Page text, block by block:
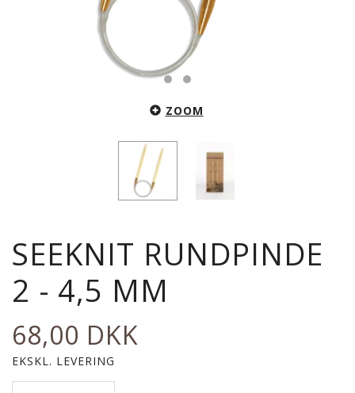
ZOOM
SEEKNIT RUNDPINDE
2 - 4,5 MM
68,00 DKK
EKSKL. LEVERING